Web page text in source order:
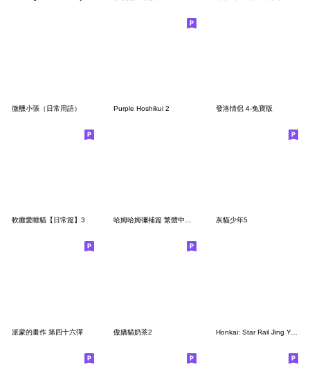
微醺小張（日常用語） Purple Hoshikui 2 發洛情侶 4-兔寶版
軟癱愛睡貓【日常篇】3 哈姆哈姆彌補篇 繁體中文版 灰貓少年5
派蒙的畫作 第四十六彈 傲嬌貓奶茶2 Honkai: Star Rail Jing Yuan's Daily Life